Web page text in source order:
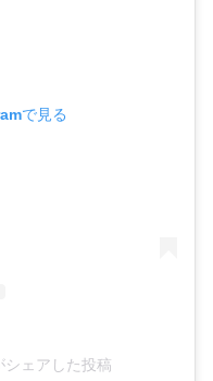
で見る
ェアした投稿